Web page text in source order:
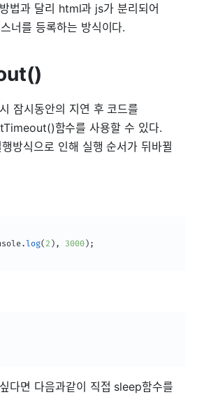
법과 달리 html과 js가 분리되어
너를 등록하는 방식이다.
잠시동안의 지연 후 코드를
함수를 사용할 수 있다.
방식으로 인해 실행 순서가 뒤바뀔
.log( 2 ) , 3000) ;
다면 다음과같이 직접 sleep함수를